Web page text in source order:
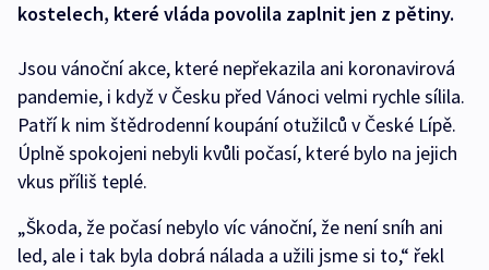
kostelech, které vláda povolila zaplnit jen z pětiny.
Jsou vánoční akce, které nepřekazila ani koronavirová
pandemie, i když v Česku před Vánoci velmi rychle sílila.
Patří k nim štědrodenní koupání otužilců v České Lípě.
Úplně spokojeni nebyli kvůli počasí, které bylo na jejich
vkus příliš teplé.
„Škoda, že počasí nebylo víc vánoční, že není sníh ani
led, ale i tak byla dobrá nálada a užili jsme si to,“ řekl